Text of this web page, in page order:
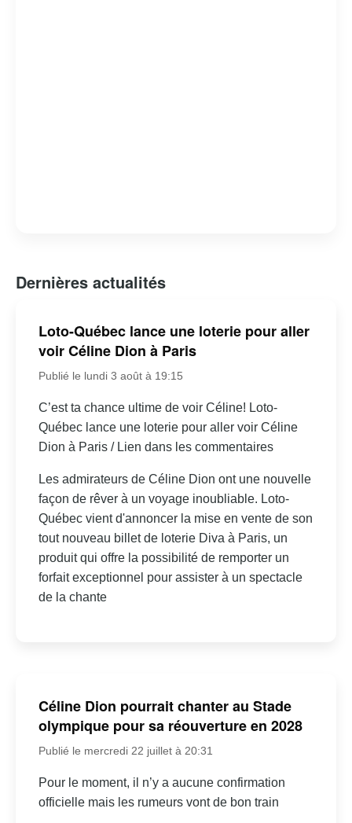
Dernières actualités
Loto-Québec lance une loterie pour aller
voir Céline Dion à Paris
Publié le lundi 3 août à 19:15
C’est ta chance ultime de voir Céline! Loto-
Québec lance une loterie pour aller voir Céline
Dion à Paris / Lien dans les commentaires
Les admirateurs de Céline Dion ont une nouvelle
façon de rêver à un voyage inoubliable. Loto-
Québec vient d'annoncer la mise en vente de son
tout nouveau billet de loterie Diva à Paris, un
produit qui offre la possibilité de remporter un
forfait exceptionnel pour assister à un spectacle
de la chante
Céline Dion pourrait chanter au Stade
olympique pour sa réouverture en 2028
Publié le mercredi 22 juillet à 20:31
Pour le moment, il n’y a aucune confirmation
officielle mais les rumeurs vont de bon train